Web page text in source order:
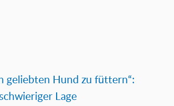
geliebten Hund zu füttern“:
Lage